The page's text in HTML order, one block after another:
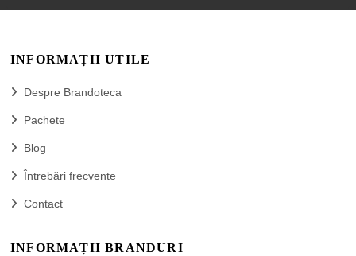
INFORMAȚII UTILE
Despre Brandoteca
Pachete
Blog
Întrebări frecvente
Contact
INFORMAȚII BRANDURI